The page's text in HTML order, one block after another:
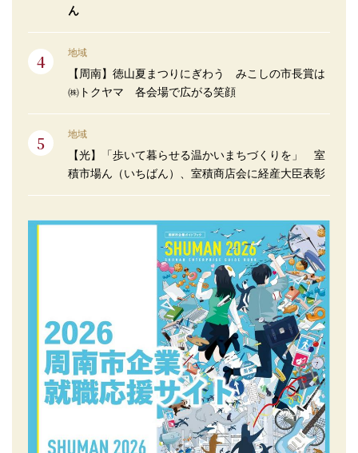
ん
地域
【周南】徳山夏まつりにぎわう みこしの市長賞は
㈱トクヤマ 各会場で広がる笑顔
地域
【光】「歩いて暮らせる温かいまちづくりを」 室
積市場ん（いちばん）、室積商店会に経産大臣表彰